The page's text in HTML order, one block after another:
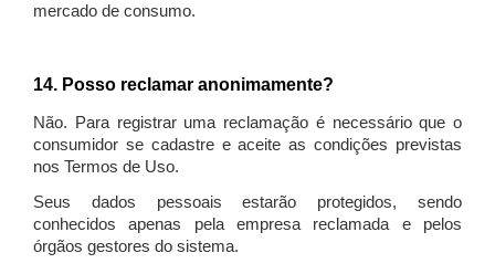
mercado de consumo.
14. Posso reclamar anonimamente?
Não. Para registrar uma reclamação é necessário que o
consumidor se cadastre e aceite as condições previstas
nos Termos de Uso.
Seus dados pessoais estarão protegidos, sendo
conhecidos apenas pela empresa reclamada e pelos
órgãos gestores do sistema.